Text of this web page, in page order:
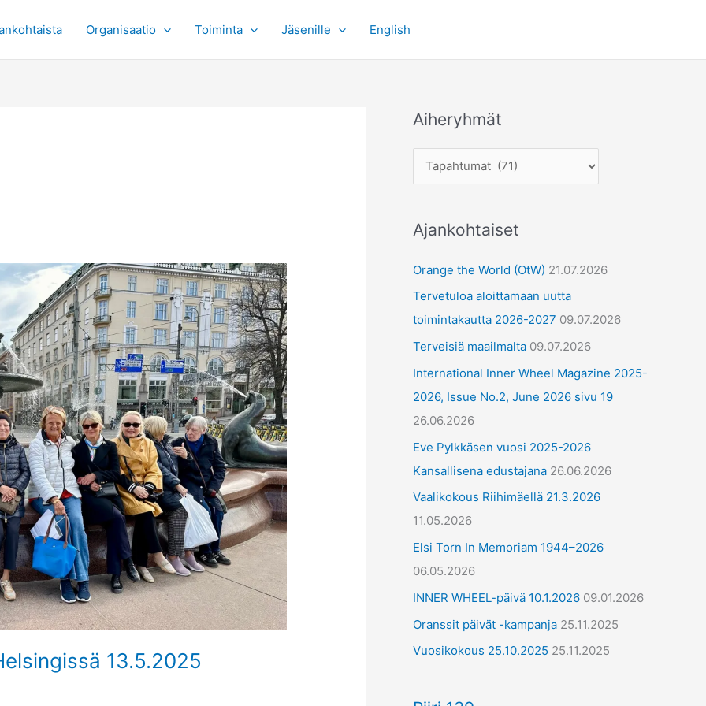
Organisaatio Toiminta Jäsenille English
13.5.2025
Aiheryhmät
h
y
h
Ajankohtaiset
Orange the World (OtW) 21.07.2026
Tervetuloa aloittamaan uutta
toimintakautta 2026-2027 09.07.2026
Terveisiä maailmalta 09.07.2026
International Inner Wheel Magazine 2025-
2026, Issue No.2, June 2026 sivu 19
26.06.2026
Eve Pylkkäsen vuosi 2025-2026
Kansallisena edustajana 26.06.2026
Vaalikokous Riihimäellä 21.3.2026
11.05.2026
Elsi Torn In Memoriam 1944–2026
06.05.2026
INNER WHEEL-päivä 10.1.2026 09.01.2026
Oranssit päivät -kampanja 25.11.2025
Vuosikokous 25.10.2025 25.11.2025